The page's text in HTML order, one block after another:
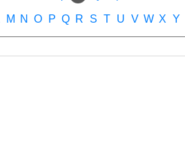
M N O P Q R S T U V W X Y